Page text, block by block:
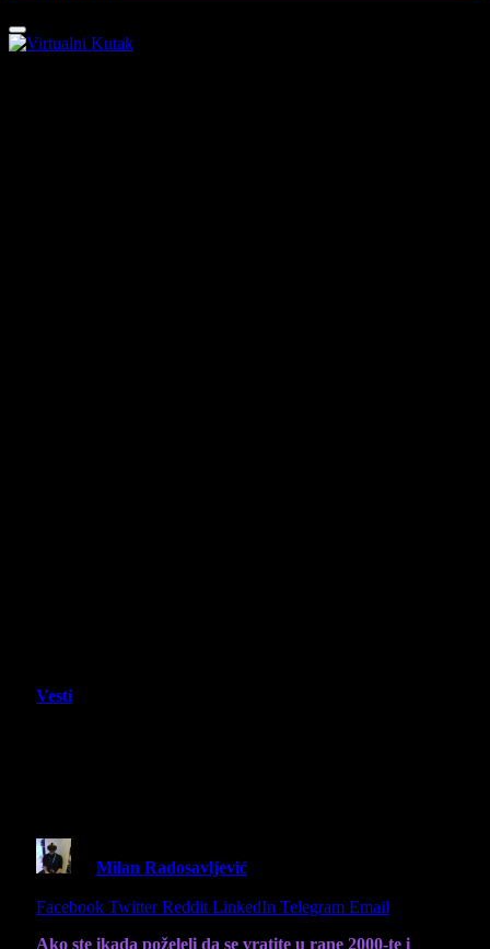
Vesti
Milan Radosavljević
Facebook Twitter Reddit LinkedIn Telegram Email
Ako ste ikada poželeli da se vratite u rane 2000-te i